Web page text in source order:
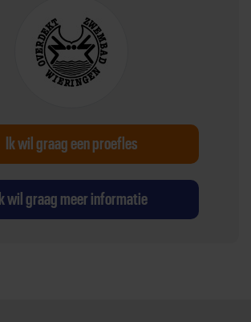
Ik wil graag een proefles
Ik wil graag meer informatie